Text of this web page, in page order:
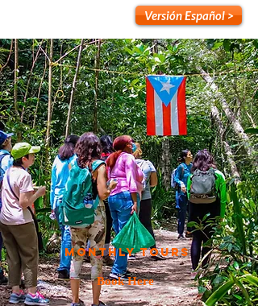
Versión Español >
Monthly TOURS
Book Here